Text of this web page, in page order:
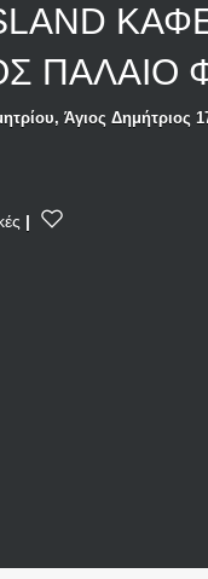
ΠΑΛΑΙΟ
Άγιος Δημήτριος
|